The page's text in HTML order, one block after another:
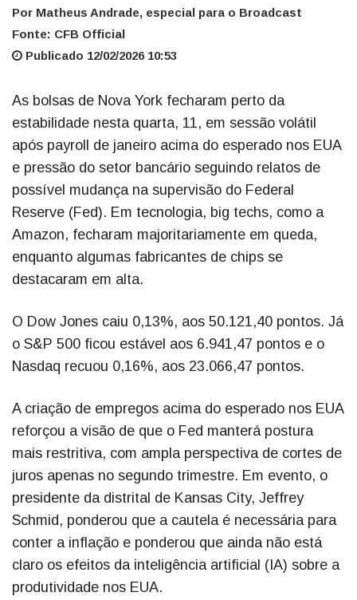
Por Matheus Andrade, especial para o Broadcast
Fonte: CFB Official
Publicado 12/02/2026 10:53
As bolsas de Nova York fecharam perto da
estabilidade nesta quarta, 11, em sessão volátil
após payroll de janeiro acima do esperado nos EUA
e pressão do setor bancário seguindo relatos de
possível mudança na supervisão do Federal
Reserve (Fed). Em tecnologia, big techs, como a
Amazon, fecharam majoritariamente em queda,
enquanto algumas fabricantes de chips se
destacaram em alta.
O Dow Jones caiu 0,13%, aos 50.121,40 pontos. Já
o S&P 500 ficou estável aos 6.941,47 pontos e o
Nasdaq recuou 0,16%, aos 23.066,47 pontos.
A criação de empregos acima do esperado nos EUA
reforçou a visão de que o Fed manterá postura
mais restritiva, com ampla perspectiva de cortes de
juros apenas no segundo trimestre. Em evento, o
presidente da distrital de Kansas City, Jeffrey
Schmid, ponderou que a cautela é necessária para
conter a inflação e ponderou que ainda não está
claro os efeitos da inteligência artificial (IA) sobre a
produtividade nos EUA.